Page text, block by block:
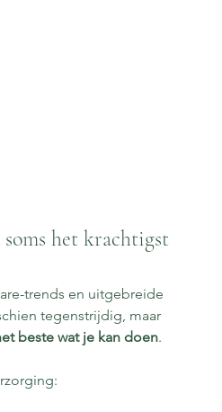
soms het krachtigst
trends en uitgebreide
tegenstrijdig, maar
beste wat je kan doen.